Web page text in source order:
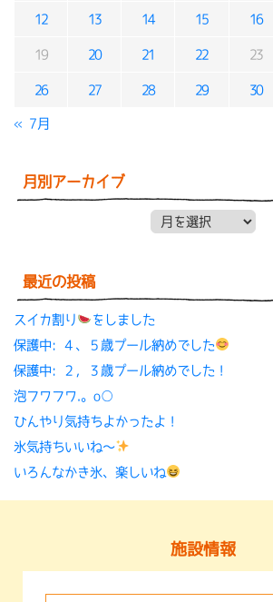
12 13 14 15 16
19 20 21 22 23
26 27 28 29 30
« 7月
月別アーカイブ
最近の投稿
スイカ割り
をしました
保護中: ４、５歳プール納めでした
保護中: ２，３歳プール納めでした！
泡フワフワ.。o○
ひんやり気持ちよかったよ！
氷気持ちいいね〜
いろんなかき氷、楽しいね
施設情報